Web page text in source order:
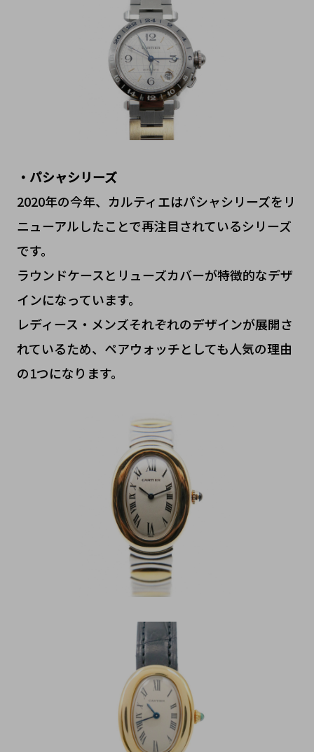
・パシャシリーズ
2020年の今年、カルティエはパシャシリーズをリ
ニューアルしたことで再注目されているシリーズ
です。
ラウンドケースとリューズカバーが特徴的なデザ
インになっています。
レディース・メンズそれぞれのデザインが展開さ
れているため、ペアウォッチとしても人気の理由
の1つになります。